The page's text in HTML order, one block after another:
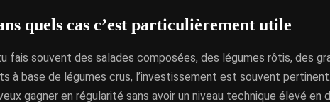
quels cas c’est particulièrement utile
fais souvent des salades composées, des légumes rôtis, des
à base de légumes crus, l’investissement est souvent
gagner en régularité sans avoir un niveau technique élevé en